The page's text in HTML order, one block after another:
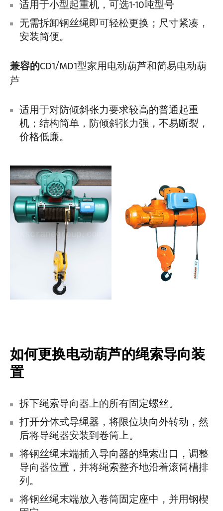
适用于小型起重机，可选1-10吨型号
无需拆卸钢丝绳即可轻松更换；尺寸紧凑，
安装简便。
兼容的CD1/MD1型家用电动葫芦和简易电动葫
芦
适用于对防倾斜张力要求较高的普通起重
机；结构简单，防倾斜张力强，不易断裂，
价格低廉。
如何更换电动葫芦的绳索导向装
置
拆下绳索导向器上的所有固定螺丝。
打开分体式导绳器，将限位块向外转动，然
后将导绳器安装到卷筒上。
将钢丝绳末端插入导向器的绳索出口，调整
导向器位置，并将绳索整齐地沿着滚筒槽排
列。
将钢丝绳末端放入卷筒固定座中，并用钢楔